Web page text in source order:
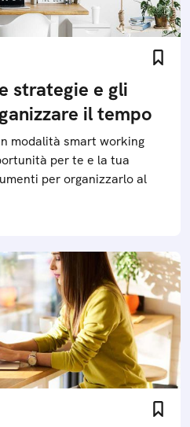
strategie e gli
il tempo
modalità smart working
per te e la tua
per organizzarlo al